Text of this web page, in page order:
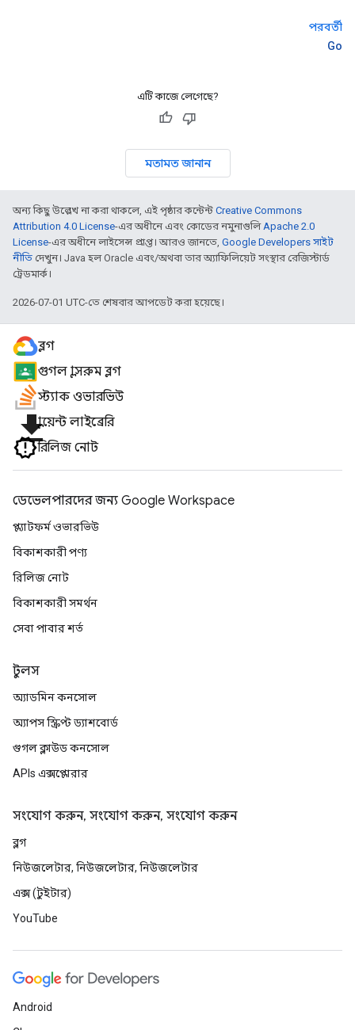
পরবর্তী
Go
এটি কাজে লেগেছে?
মতামত জানান
অন্য কিছু উল্লেখ না করা থাকলে, এই পৃষ্ঠার কন্টেন্ট Creative Commons
Attribution 4.0 License-এর অধীনে এবং কোডের নমুনাগুলিApache 2.0
License-এর অধীনে লাইসেন্স প্রাপ্ত। আরও জানতে, Google Developers সাইট
নীতি দেখুন। Java হল Oracle এবং/অথবা তার অ্যাফিলিয়েট সংস্থার রেজিস্টার্ড
ট্রেডমার্ক।
2026-07-01 UTC-তে শেষবার আপডেট করা হয়েছে।
ব্লগ
গুগল ক্লাসরুম ব্লগ
স্ট্যাক ওভারভিউ
file_downloadক্লায়েন্ট লাইব্রেরি
রিলিজ নোট
ডেভেলপারদের জন্য Google Workspace
প্ল্যাটফর্ম ওভারভিউ
বিকাশকারী পণ্য
রিলিজ নোট
বিকাশকারী সমর্থন
সেবা পাবার শর্ত
টুলস
অ্যাডমিন কনসোল
অ্যাপস স্ক্রিপ্ট ড্যাশবোর্ড
গুগল ক্লাউড কনসোল
APIs এক্সপ্লোরার
সংযোগ করুন, সংযোগ করুন, সংযোগ করুন
ব্লগ
নিউজলেটার, নিউজলেটার, নিউজলেটার
এক্স (টুইটার)
YouTube
Android